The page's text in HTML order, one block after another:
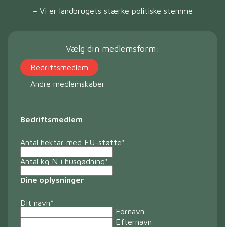
– Vi er landbrugets stærke politiske stemme
Vælg din medlemsform:
Bedriftsmedlem
Andre medlemskaber
Bedriftsmedlem
Antal hektar med EU-støtte*
Antal kg N i husgødning*
Dine oplysninger
Dit navn*
Fornavn
Efternavn